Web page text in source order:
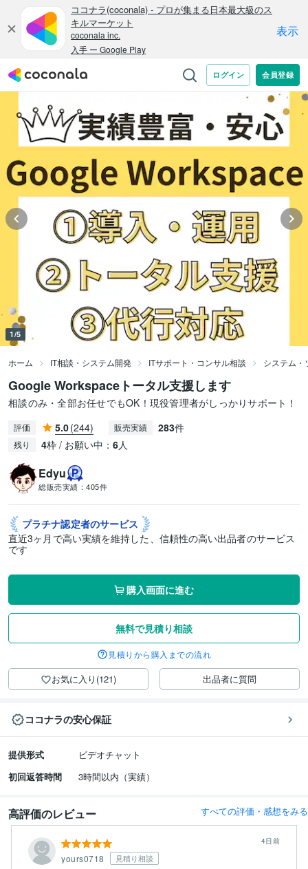
1/5
ホーム IT相談・システム開発 ITサポート・コンサル相談 システム・
Google Workspaceトータル支援します
相談のみ・全部お任せでもOK！現役管理者がしっかりサポート！
評価 5.0(244) 販売実績 283件
残り 4枠 / お願い中： 6人
Edyu
総販売実績： 405件
プラチナ認定者のサービス
直近3ヶ月で高い実績を維持した、信頼性の高い出品者のサービス
です
購入画面に進む
無料で見積り相談
見積りから購入までの流れ
お気に入り(121) 出品者に質問
ココナラの安心保証
提供形式
ビデオチャット
初回返答時間
3時間以内（実績）
高評価のレビュー すべての評価・感想をみる
yours0718 見積り相談
4日前